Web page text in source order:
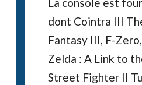
dont Cointra III
Fantasy III, F-
Zelda : A Link to
Street Fighter II